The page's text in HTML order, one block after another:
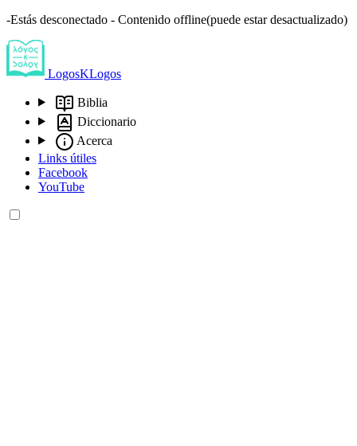
-Estás desconectado - Contenido offline(puede estar desactualizado)
LogosKLogos
Biblia
Diccionario
Acerca
Links útiles
Facebook
YouTube